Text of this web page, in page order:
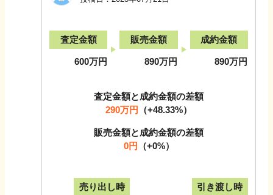
査定金額
600万円
販売金額
890万円
成約金額
890万円
査定金額と成約金額の差額
290万円
（+48.33%）
販売金額と成約金額の差額
0円 （+0%）
売り出し時
引き渡し時